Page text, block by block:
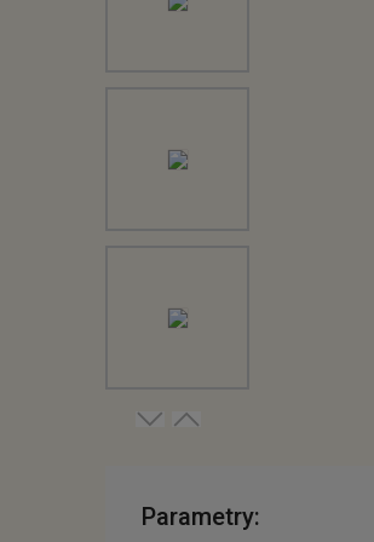
Parametry: